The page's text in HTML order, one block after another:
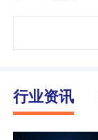
行业资讯